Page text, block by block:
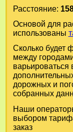
Расстояние:
Основой для
использованы
Сколько будет
между
варьироваться
дорожных и
собранных
Наши
выбором
заказ